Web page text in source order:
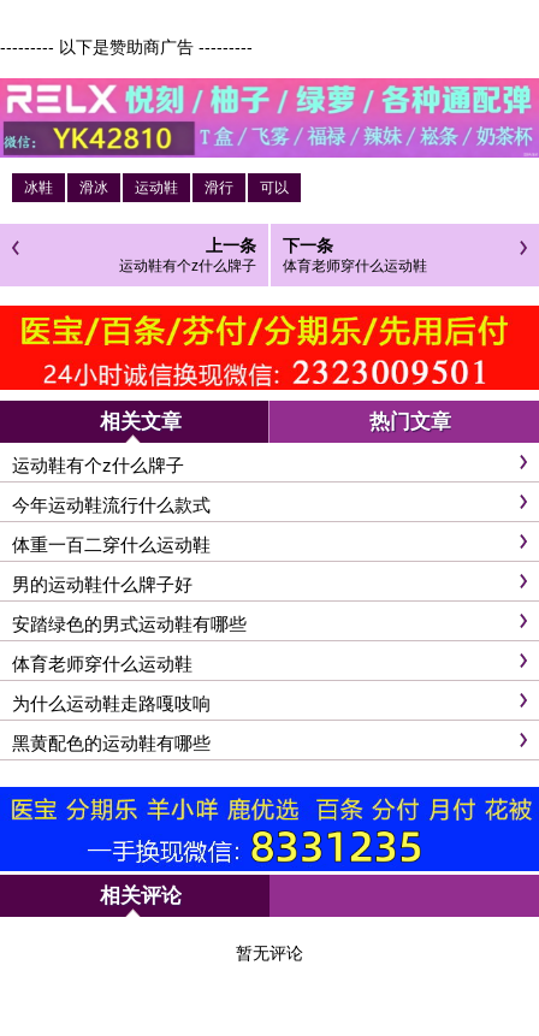
--------- 以下是赞助商广告 ---------
冰鞋 滑冰 运动鞋 滑行 可以
上一条
运动鞋有个z什么牌子
下一条
体育老师穿什么运动鞋
相关文章 热门文章
运动鞋有个z什么牌子
今年运动鞋流行什么款式
体重一百二穿什么运动鞋
男的运动鞋什么牌子好
安踏绿色的男式运动鞋有哪些
体育老师穿什么运动鞋
为什么运动鞋走路嘎吱响
黑黄配色的运动鞋有哪些
相关评论
暂无评论